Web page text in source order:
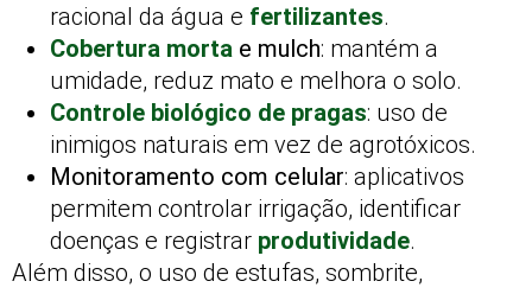
racional da água e fertilizantes.
Cobertura morta e mulch: mantém a
umidade, reduz mato e melhora o solo.
Controle biológico de pragas: uso de
inimigos naturais em vez de agrotóxicos.
Monitoramento com celular: aplicativos
permitem controlar irrigação, identificar
doenças e registrar produtividade.
Além disso, o uso de estufas, sombrite,